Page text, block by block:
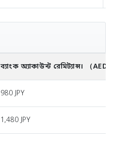
ব্যাংক অ্যাকাউন্ট রেমিট্যান্স। （AED
980 JPY
1,480 JPY